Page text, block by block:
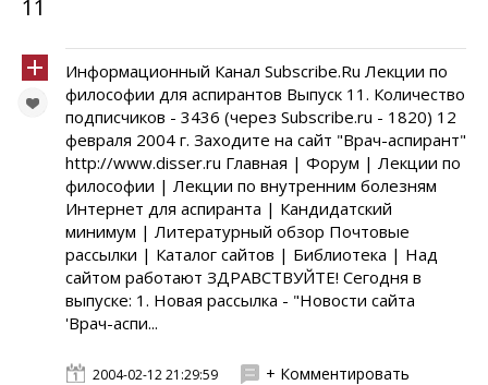
11
Информационный Канал Subscribe.Ru Лекции по
философии для аспирантов Выпуск 11. Количество
подписчиков - 3436 (через Subscribe.ru - 1820) 12
февраля 2004 г. Заходите на сайт "Врач-аспирант"
http://www.disser.ru Главная | Форум | Лекции по
философии | Лекции по внутренним болезням
Интернет для аспиранта | Кандидатский
минимум | Литературный обзор Почтовые
рассылки | Каталог сайтов | Библиотека | Над
сайтом работают ЗДРАВСТВУЙТЕ! Сегодня в
выпуске: 1. Новая рассылка - "Новости сайта
'Врач-аспи...
2004-02-12 21:29:59 + Комментировать